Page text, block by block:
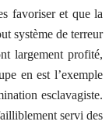
favoriser et que la
système de terreur
largement profité,
en est l’exemple
esclavagiste.
servi des